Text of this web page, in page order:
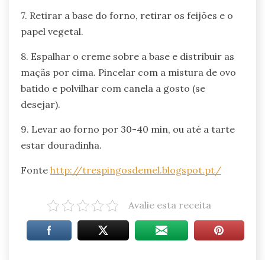
7. Retirar a base do forno, retirar os feijões e o
papel vegetal.
8. Espalhar o creme sobre a base e distribuir as
maçãs por cima. Pincelar com a mistura de ovo
batido e polvilhar com canela a gosto (se
desejar).
9. Levar ao forno por 30-40 min, ou até a tarte
estar douradinha.
Fonte http://trespingosdemel.blogspot.pt/
Avalie esta receita